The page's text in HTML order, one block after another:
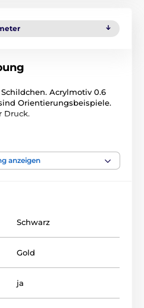
Acrylmotiv 0.6
Orientierungsbeispiele.
Druck.
Acryltrophäen
anzeigen
Schwarz
Gold
ja